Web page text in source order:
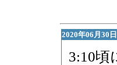
2020年06月30
3:10頃